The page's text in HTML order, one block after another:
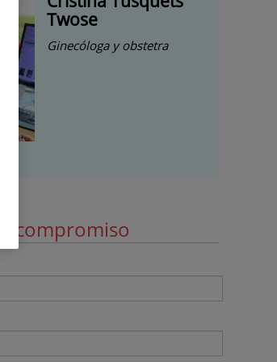
Twose
Ginecóloga y obstetra
compromiso